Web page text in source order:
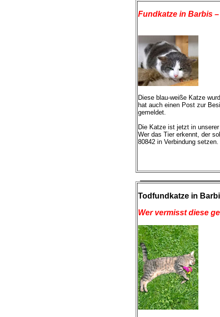
Fundkatze in Barbis
Diese blau-weiße Katze
hat auch einen Post zur
gemeldet.
Die Katze ist jetzt in
Wer das Tier erkennt, der
80842 in Verbindung setzen.
Todfundkatze in
Wer vermisst diese